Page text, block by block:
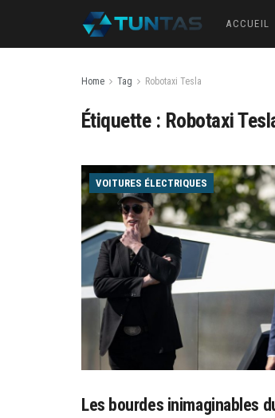
ACCUEIL
Home Tag Robotaxi Tesla
Étiquette : Robotaxi
VOITURES ÉLECTRIQUES
VOITURES ÉLECTRIQUES
Les bourdes inimaginables